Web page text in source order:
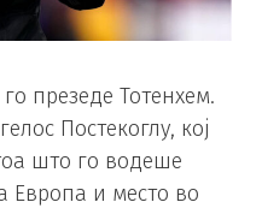
презеде Тотенхем.
Постекоглу, кој
што го водеше
Европа и место во